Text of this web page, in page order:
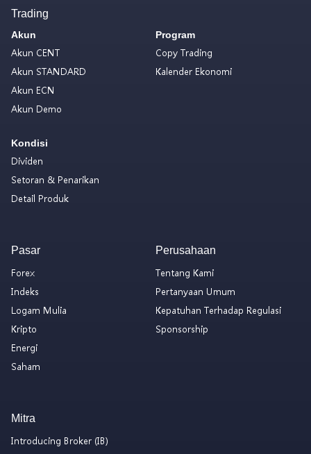
Trading
Akun
Akun CENT
Akun STANDARD
Akun ECN
Akun Demo
Kondisi
Dividen
Setoran & Penarikan
Detail Produk
Program
Copy Trading
Kalender Ekonomi
Pasar
Forex
Indeks
Logam Mulia
Kripto
Energi
Saham
Perusahaan
Tentang Kami
Pertanyaan Umum
Kepatuhan Terhadap Regulasi
Sponsorship
Mitra
Introducing Broker (IB)